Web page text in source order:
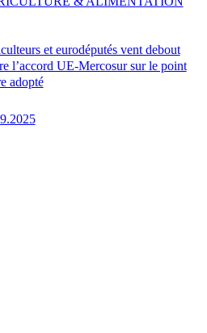
et eurodéputés vent debout
l’accord UE-Mercosur sur le point
adopté